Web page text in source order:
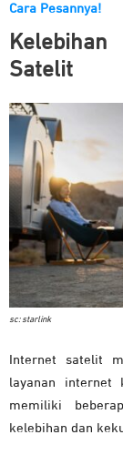
Cara Pesannya!
Satelit
sc: starlink
Internet satelit
layanan internet
memiliki
kelebihan dan